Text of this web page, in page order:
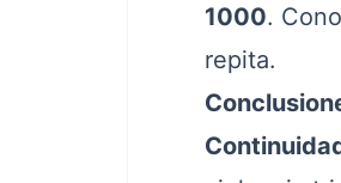
1000.
repita.